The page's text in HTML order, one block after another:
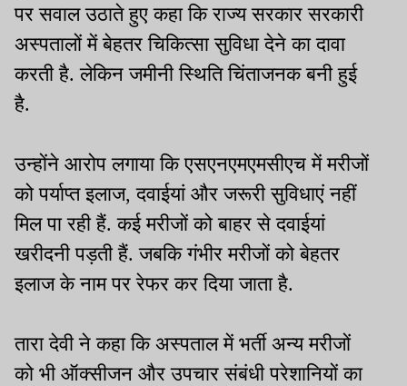
पर सवाल उठाते हुए कहा कि राज्य सरकार सरकारी
अस्पतालों में बेहतर चिकित्सा सुविधा देने का दावा
करती है. लेकिन जमीनी स्थिति चिंताजनक बनी हुई
है.
उन्होंने आरोप लगाया कि एसएनएमएमसीएच में मरीजों
को पर्याप्त इलाज, दवाईयां और जरूरी सुविधाएं नहीं
मिल पा रही हैं. कई मरीजों को बाहर से दवाईयां
खरीदनी पड़ती हैं. जबकि गंभीर मरीजों को बेहतर
इलाज के नाम पर रेफर कर दिया जाता है.
तारा देवी ने कहा कि अस्पताल में भर्ती अन्य मरीजों
को भी ऑक्सीजन और उपचार संबंधी परेशानियों का